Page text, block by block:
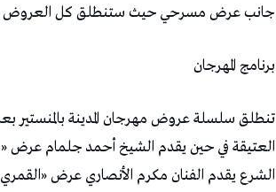
جانب عرض مسرحي حيث ستنطلق كل العروض
برنامج المهرجان
تنطلق سلسلة عروض مهرجان المدينة بالمنستير
الشرع يقدم الفنان مكرم الأنصاري عرض «القمري» في